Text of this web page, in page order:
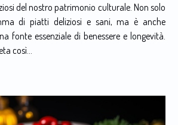
del nostro patrimonio culturale. Non solo
di piatti deliziosi e sani, ma è anche
fonte essenziale di benessere e longevità.
così...